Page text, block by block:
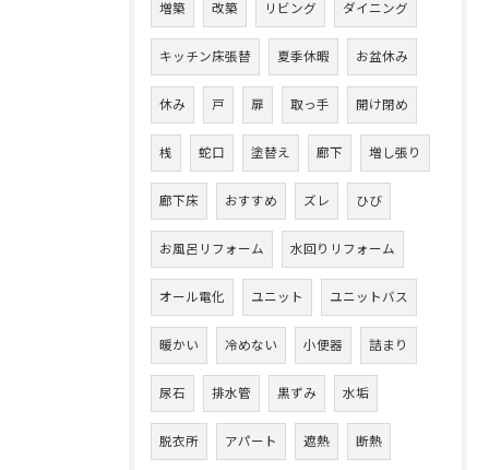
増築 改築 リビング ダイニング
キッチン床張替 夏季休暇 お盆休み
休み 戸 扉 取っ手 開け閉め
桟 蛇口 塗替え 廊下 増し張り
廊下床 おすすめ ズレ ひび
お風呂リフォーム 水回りリフォーム
オール電化 ユニット ユニットバス
暖かい 冷めない 小便器 詰まり
尿石 排水管 黒ずみ 水垢
脱衣所 アパート 遮熱 断熱